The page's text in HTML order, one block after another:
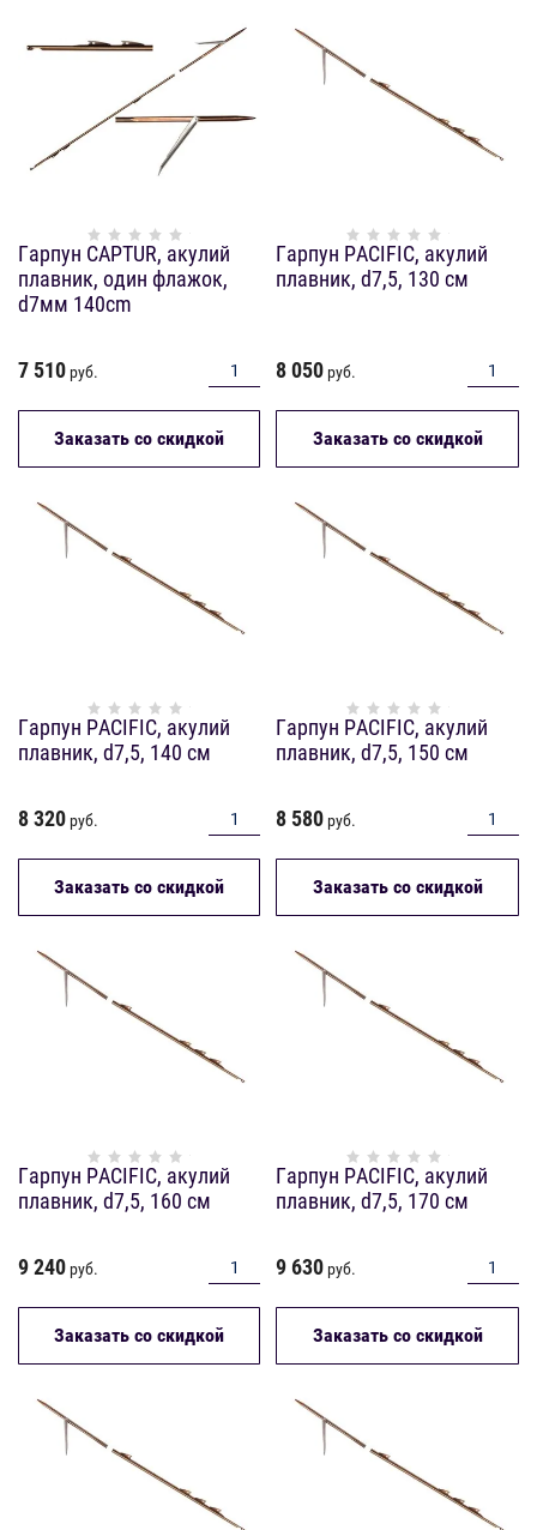
Гарпун CAPTUR, акулий
плавник, один флажок,
d7мм 140cm
7 510 руб.
Заказать со скидкой
Гарпун PACIFIC, акулий
плавник, d7,5, 130 см
8 050 руб.
Заказать со скидкой
Гарпун PACIFIC, акулий
плавник, d7,5, 140 см
8 320 руб.
Заказать со скидкой
Гарпун PACIFIC, акулий
плавник, d7,5, 150 см
8 580 руб.
Заказать со скидкой
Гарпун PACIFIC, акулий
плавник, d7,5, 160 см
9 240 руб.
Заказать со скидкой
Гарпун PACIFIC, акулий
плавник, d7,5, 170 см
9 630 руб.
Заказать со скидкой